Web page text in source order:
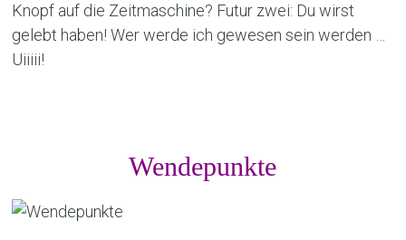
Knopf auf die Zeitmaschine? Futur zwei: Du wirst
gelebt haben! Wer werde ich gewesen sein werden …
Uiiiii!
Wendepunkte